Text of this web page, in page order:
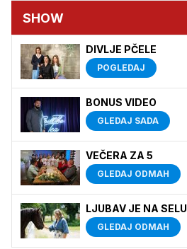
SHOW
DIVLJE PČELE
POGLEDAJ
BONUS VIDEO
GLEDAJ SADA
VEČERA ZA 5
GLEDAJ ODMAH
LJUBAV JE NA SELU
GLEDAJ ODMAH